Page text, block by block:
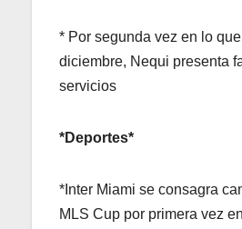
* Por segunda vez en lo
diciembre, Nequi presenta
servicios
*Deportes*
*Inter Miami se consagra
MLS Cup por primera vez